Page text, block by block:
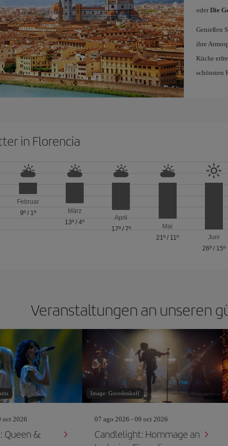
oder Die
Genießen
ihre
Küche
schönsten
in Florencia
Februar
9º / 1º
März
13º /4º
April
17º/ 7º
Mai
21º / 11º
Juni
26º / 15º
Veranstaltungen an unseren
oct 2026
Queen &
Image: Gorodenkoff
07 ago 2026 - 09 oct 2026
Candlelight: Hommage an